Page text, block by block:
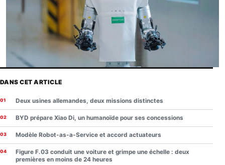
DANS CET ARTICLE
Deux usines allemandes, deux missions distinctes
BYD prépare Xiao Di, un humanoïde pour ses concessions
Modèle Robot-as-a-Service et accord actuateurs
Figure F.03 conduit une voiture et grimpe une échelle : deux
premières en moins de 24 heures